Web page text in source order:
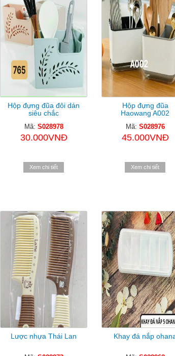
Hộp đựng đũa đôi dán
siêu chắc
Mã: S028978
30.000VNĐ
Xem chi tiết
Hộp đựng đũa
Haowang A002
Mã: S028976
45.000VNĐ
Xem chi tiết
Lược nhựa Thái Lan Khay đá nắp